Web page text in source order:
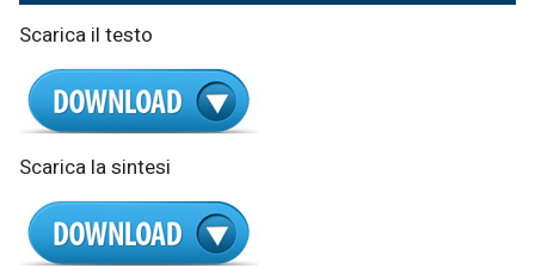
Scarica il testo
Scarica la sintesi